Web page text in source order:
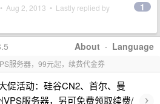
• Aug 2, 2013 • Lastly replied by 1
About · Language
服务器，99元起，续费代金券
促活动：硅谷CN2、首尔、曼
服务器，另可免费领取续费/
›